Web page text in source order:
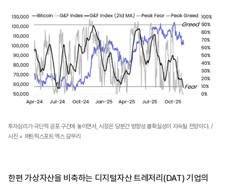
투자심리가 극단적 공포 구간에 놓이면서, 시장은 당분간 방향성 불확실성이 지속될 전망이다. /
사진 = 매트릭스포트 엑스 갈무리
한편 가상자산을 비축하는 디지털자산 트레저리(DAT) 기업의